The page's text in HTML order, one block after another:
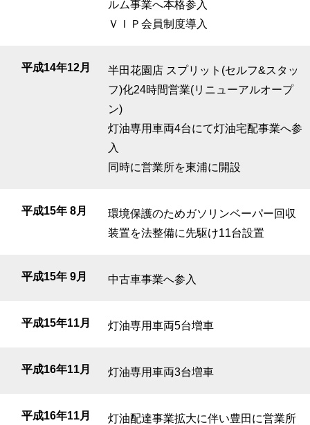
ルム事業へ本格参入
ＶＩＰ会員制度導入
平成14年12月
半田花園店 スプリット(セルフ&スタッ
フ)化24時間営業(リニューアルオープ
ン)
灯油専用車両4台にて灯油宅配事業へ参
入
同時に営業所を東浦に開設
平成15年 8月
環境保護のためガソリンベーパー回収
装置を法整備に先駆け11台設置
平成15年 9月 中古車事業へ参入
平成15年11月 灯油専用車両5台増車
平成16年11月 灯油専用車両3台増車
平成16年11月
灯油配達事業拡大に伴い豊田に営業所